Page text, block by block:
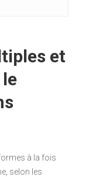
et
à la fois
selon les